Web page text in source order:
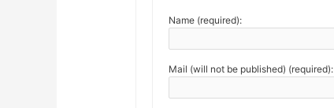
Name (required):
Mail (will not be published) (required):